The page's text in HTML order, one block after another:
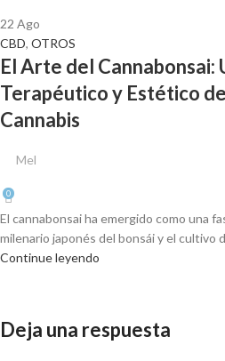
22 Ago
CBD, OTROS
El Arte del Cannabonsai:
Terapéutico y Estético
Cannabis
Mel
0
El cannabonsai ha emergido como una
milenario japonés del bonsái y el cultivo
Continue leyendo
Deja una respuesta